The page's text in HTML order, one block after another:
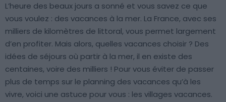
L’heure des beaux jours a sonné et vous savez ce que
vous voulez : des vacances à la mer. La France, avec ses
milliers de kilomètres de littoral, vous permet largement
d’en profiter. Mais alors, quelles vacances choisir ? Des
idées de séjours où partir à la mer, il en existe des
centaines, voire des milliers ! Pour vous éviter de passer
plus de temps sur le planning des vacances qu’à les
vivre, voici une astuce pour vous : les villages vacances.